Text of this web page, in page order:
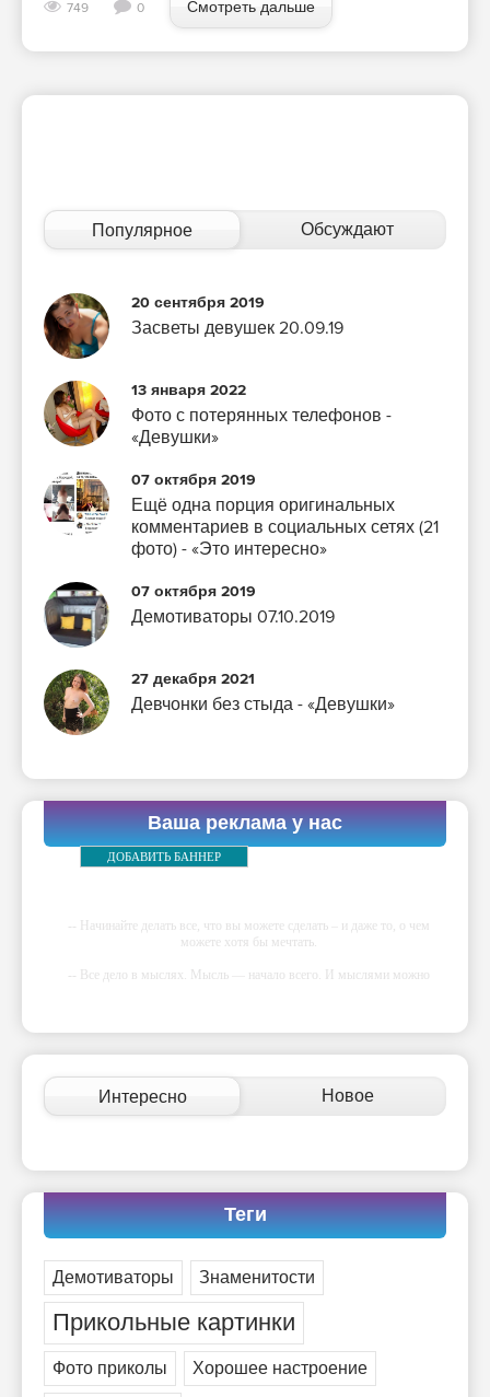
749 0 Смотреть дальше
Популярное Обсуждают
20 сентября 2019
Засветы девушек 20.09.19
13 января 2022
Фото с потерянных телефонов -
«Девушки»
07 октября 2019
Ещё одна порция оригинальных
комментариев в социальных сетях (21
фото) - «Это интересно»
07 октября 2019
Демотиваторы 07.10.2019
27 декабря 2021
Девчонки без стыда - «Девушки»
Ваша реклама у нас
ДОБАВИТЬ БАННЕР
-- Начинайте делать все, что вы можете сделать – и даже то, о чем
можете хотя бы мечтать.
-- Все дело в мыслях. Мысль — начало всего. И мыслями можно
которую вы сами себе придумали.
-- Самое большое богатство — это ум. Самая большая нищета —
глупость. Из всех страхов самый пугающий — самолюбование.
его дал.
Интересно Новое
Теги
Демотиваторы Знаменитости
Прикольные картинки
Фото приколы
Хорошее настроение